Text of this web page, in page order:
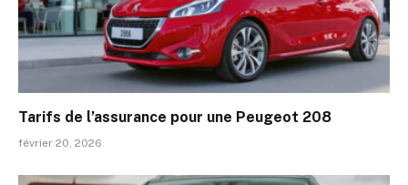
Tarifs de l’assurance pour une Peugeot 208
février 20, 2026